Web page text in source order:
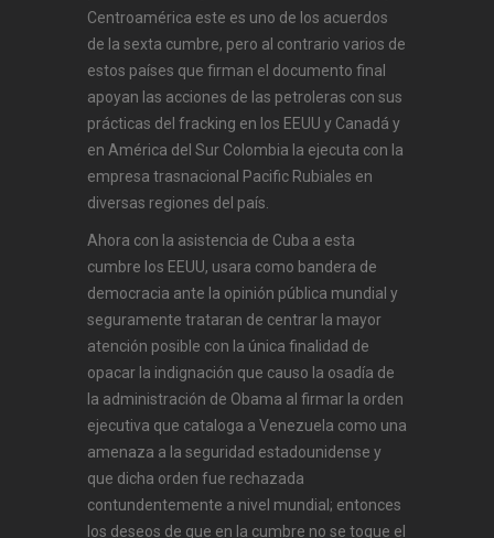
Centroamérica este es uno de los acuerdos
de la sexta cumbre, pero al contrario varios de
estos países que firman el documento final
apoyan las acciones de las petroleras con sus
prácticas del fracking en los EEUU y Canadá y
en América del Sur Colombia la ejecuta con la
empresa trasnacional Pacific Rubiales en
diversas regiones del país.
Ahora con la asistencia de Cuba a esta
cumbre los EEUU, usara como bandera de
democracia ante la opinión pública mundial y
seguramente trataran de centrar la mayor
atención posible con la única finalidad de
opacar la indignación que causo la osadía de
la administración de Obama al firmar la orden
ejecutiva que cataloga a Venezuela como una
amenaza a la seguridad estadounidense y
que dicha orden fue rechazada
contundentemente a nivel mundial; entonces
los deseos de que en la cumbre no se toque el